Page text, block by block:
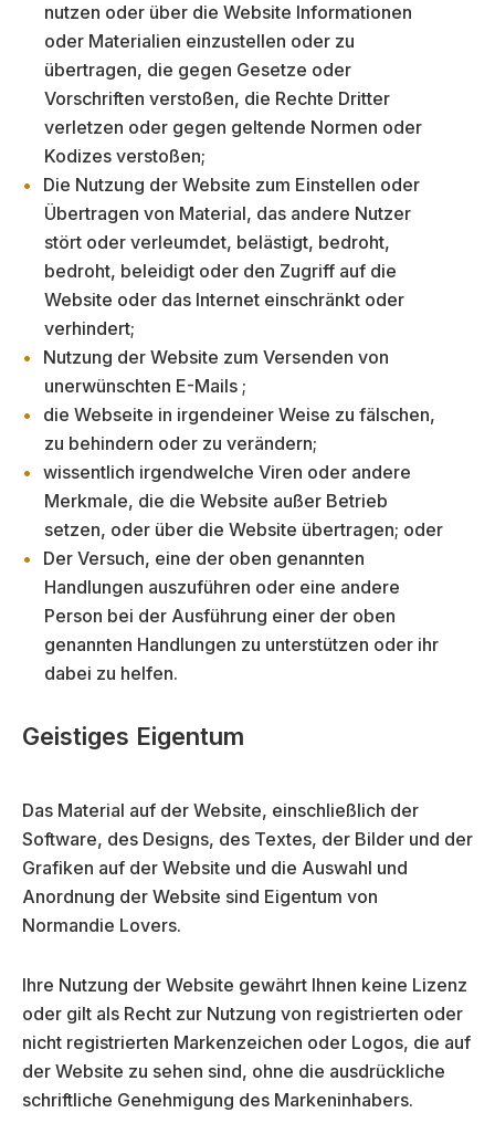
nutzen oder über die Website Informationen
oder Materialien einzustellen oder zu
übertragen, die gegen Gesetze oder
Vorschriften verstoßen, die Rechte Dritter
verletzen oder gegen geltende Normen oder
Kodizes verstoßen;
Die Nutzung der Website zum Einstellen oder
Übertragen von Material, das andere Nutzer
stört oder verleumdet, belästigt, bedroht,
bedroht, beleidigt oder den Zugriff auf die
Website oder das Internet einschränkt oder
verhindert;
Nutzung der Website zum Versenden von
unerwünschten E-Mails ;
die Webseite in irgendeiner Weise zu fälschen,
zu behindern oder zu verändern;
wissentlich irgendwelche Viren oder andere
Merkmale, die die Website außer Betrieb
setzen, oder über die Website übertragen; oder
Der Versuch, eine der oben genannten
Handlungen auszuführen oder eine andere
Person bei der Ausführung einer der oben
genannten Handlungen zu unterstützen oder ihr
dabei zu helfen.
Geistiges Eigentum
Das Material auf der Website, einschließlich der
Software, des Designs, des Textes, der Bilder und der
Grafiken auf der Website und die Auswahl und
Anordnung der Website sind Eigentum von
Normandie Lovers.
Ihre Nutzung der Website gewährt Ihnen keine Lizenz
oder gilt als Recht zur Nutzung von registrierten oder
nicht registrierten Markenzeichen oder Logos, die auf
der Website zu sehen sind, ohne die ausdrückliche
schriftliche Genehmigung des Markeninhabers.